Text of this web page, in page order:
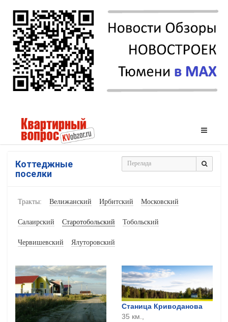
Коттеджные
поселки
Тракты: Велижанский Ирбитский Московский
Салаирский Старотобольский Тобольский
Червишевский Ялуторовский
Станица Криводанова
35 км.,